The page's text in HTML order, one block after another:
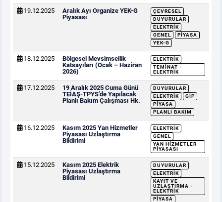
19.12.2025
Aralık Ayı Organize YEK-G
Piyasası
ÇEVRESEL
DUYURULAR
ELEKTRIK
GENEL
PIYASA
YEK-G
18.12.2025
Bölgesel Mevsimsellik
Katsayıları (Ocak – Haziran
2026)
ELEKTRIK
TEMINAT -
ELEKTRIK
17.12.2025
19 Aralık 2025 Cuma Günü
TEİAŞ-TPYS’de Yapılacak
Planlı Bakım Çalışması Hk.
DUYURULAR
ELEKTRIK
GİP
PIYASA
PLANLI BAKIM
16.12.2025
Kasım 2025 Yan Hizmetler
Piyasası Uzlaştırma
Bildirimi
ELEKTRIK
GENEL
YAN HIZMETLER
PIYASASI
15.12.2025
Kasım 2025 Elektrik
Piyasası Uzlaştırma
Bildirimi
DUYURULAR
ELEKTRIK
KAYIT VE
UZLAŞTIRMA -
ELEKTRIK
PIYASA